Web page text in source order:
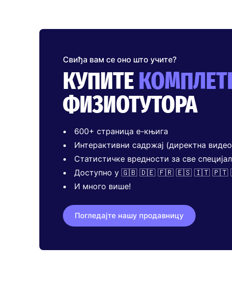
Свиђа вам се оно што учите?
КУПИТЕ
ФИЗИОТУТОРА
600+ страница е-књига
Интерактивни садржај (директна
Статистичке вредности за све
Доступно у 🇬🇧 🇩🇪 🇫🇷 🇪🇸 🇮🇹
И много више!
Погледајте нашу продавницу